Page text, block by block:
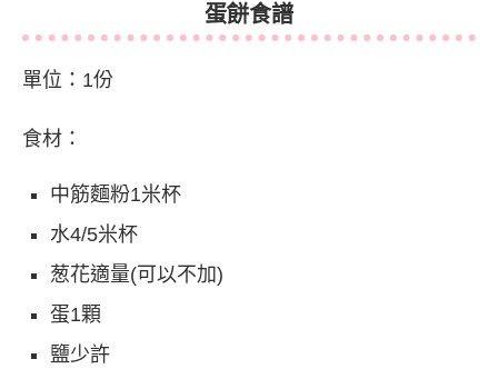
蛋餅食譜
單位：1份
食材：
中筋麵粉1米杯
水4/5米杯
葱花適量(可以不加)
蛋1顆
鹽少許